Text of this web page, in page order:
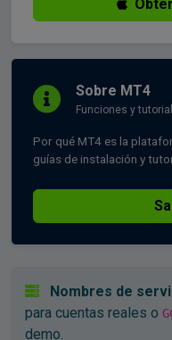
Sobre MT4
Funciones y
Por qué MT4 es la
guías de instalación y
Nombres de
para cuentas reales o
demo.